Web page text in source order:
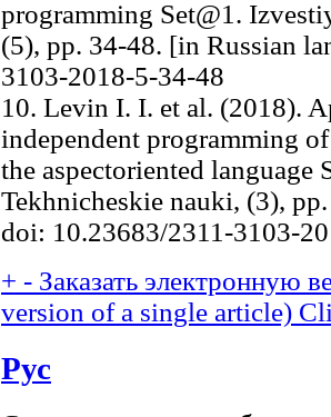
programming Set@1.
(5), pp. 34-48. [in Russian
3103-2018-5-34-48
10. Levin I. I. et al. (2018).
independent programming
the aspectoriented language
Tekhnicheskie nauki, (3),
doi: 10.23683/2311-3103-
+ - Заказать электронную
version of a single article)
Рус